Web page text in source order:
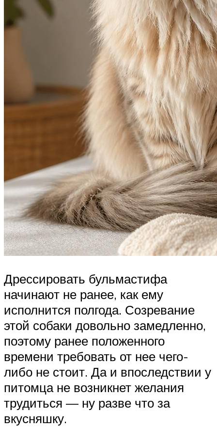
Дрессировать бульмастифа
начинают не ранее, как ему
исполнится полгода. Созревание
этой собаки довольно замедленно,
поэтому ранее положенного
времени требовать от нее чего-
либо не стоит. Да и впоследствии у
питомца не возникнет желания
трудиться — ну разве что за
вкусняшку.